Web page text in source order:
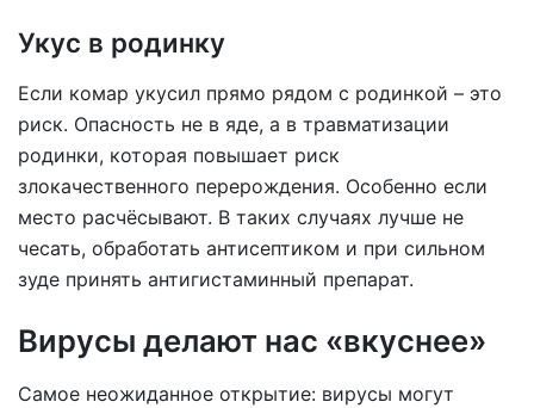
Укус в родинку
Если комар укусил прямо рядом с родинкой – это
риск. Опасность не в яде, а в травматизации
родинки, которая повышает риск
злокачественного перерождения. Особенно если
место расчёсывают. В таких случаях лучше не
чесать, обработать антисептиком и при сильном
зуде принять антигистаминный препарат.
Вирусы делают нас «вкуснее»
Самое неожиданное открытие: вирусы могут